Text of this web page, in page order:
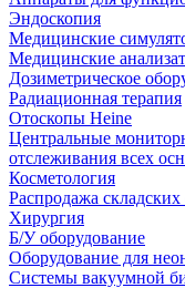
Эндоскопия
Медицинские
Медицинские
Дозиметрическое
Радиационная терапия
Отоскопы Heine
Центральные
отслеживания всех
Косметология
Распродажа складских
Хирургия
Б/У оборудование
Оборудование для
Системы вакуумной